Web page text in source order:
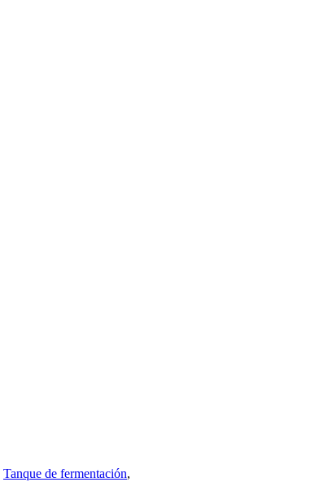
Tanque de fermentación,